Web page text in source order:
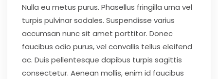
Nulla eu metus purus. Phasellus fringilla urna vel
turpis pulvinar sodales. Suspendisse varius
accumsan nunc sit amet porttitor. Donec
faucibus odio purus, vel convallis tellus eleifend
ac. Duis pellentesque dapibus turpis sagittis
consectetur. Aenean mollis, enim id faucibus